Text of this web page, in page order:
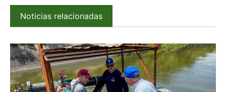
Noticias relacionadas